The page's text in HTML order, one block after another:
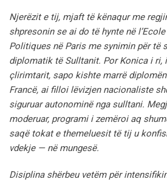
Njerëzit e tij, mjaft të kënaqur me
shpresonin se ai do të hynte në
Politiques në Paris me synimin për të
diplomatik të Sulltanit. Por Konica i ri,
çlirimtarit, sapo kishte marrë
Francë, ai filloi lëvizjen nacionaliste
siguruar autonominë nga sulltani.
moderuar, programi i zemëroi aq
saqë tokat e themeluesit të tij u
vdekje — në mungesë.
Disiplina shërbeu vetëm për